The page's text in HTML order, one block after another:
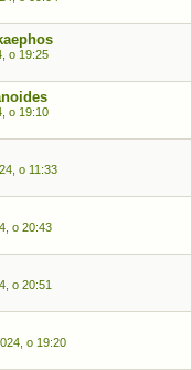
o 19:25
o 19:10
o 11:33
o 20:43
o 20:51
o 19:20